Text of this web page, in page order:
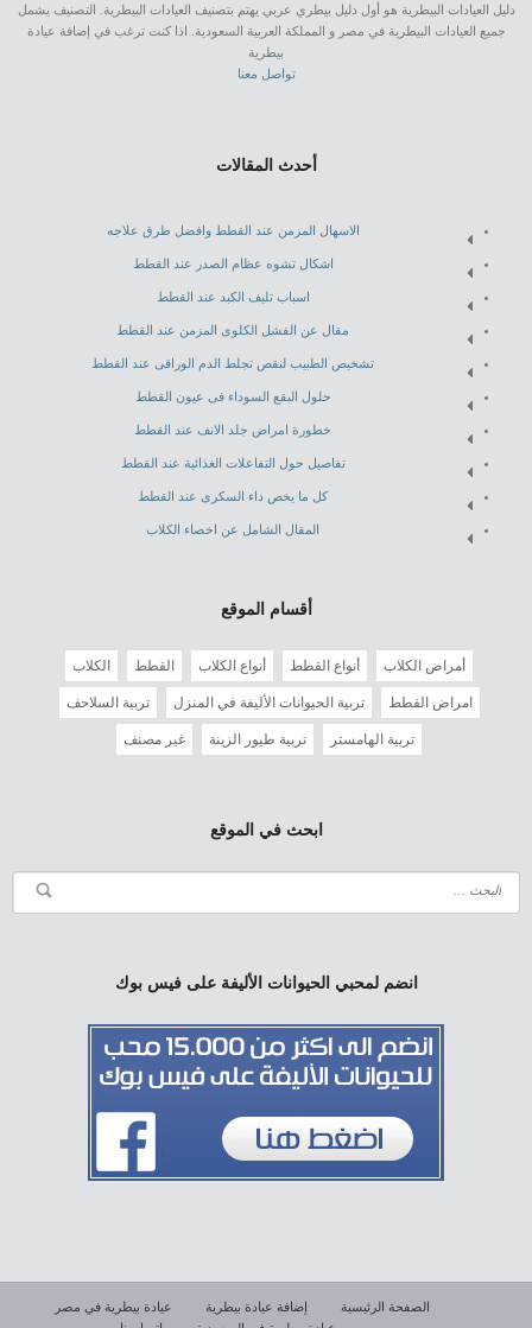
دليل العيادات البيطرية هو أول دليل بيطري عربي يهتم بتصنيف العيادات البيطرية. التصنيف يشمل
جميع العيادات البيطرية في مصر و المملكة العربية السعودية. اذا كنت ترغب في إضافة عيادة
بيطرية
تواصل معنا
أحدث المقالات
الاسهال المزمن عند القطط وافضل طرق علاجه
اشكال تشوه عظام الصدر عند القطط
اسباب تليف الكبد عند القطط
مقال عن الفشل الكلوى المزمن عند القطط
تشخيص الطبيب لنقص تجلط الدم الوراقى عند القطط
حلول البقع السوداء فى عيون القطط
خطورة امراض جلد الانف عند القطط
تفاصيل حول التفاعلات الغذائية عند القطط
كل ما يخص داء السكرى عند القطط
المقال الشامل عن اخصاء الكلاب
أقسام الموقع
أمراض الكلاب أنواع القطط أنواع الكلاب القطط الكلاب
امراض القطط تربية الحيوانات الأليفة في المنزل تربية السلاحف
تربية الهامستر تربية طيور الزينة غير مصنف
ابحث في الموقع
انضم لمحبي الحيوانات الأليفة على فيس بوك
الصفحة الرئيسية إضافة عيادة بيطرية
عيادة بيطرية في مصر